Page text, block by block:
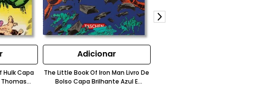
Hulk Capa
Thomas
Adicionar
The Little Book Of Iron Man Livro De
Bolso Capa Brilhante Azul E